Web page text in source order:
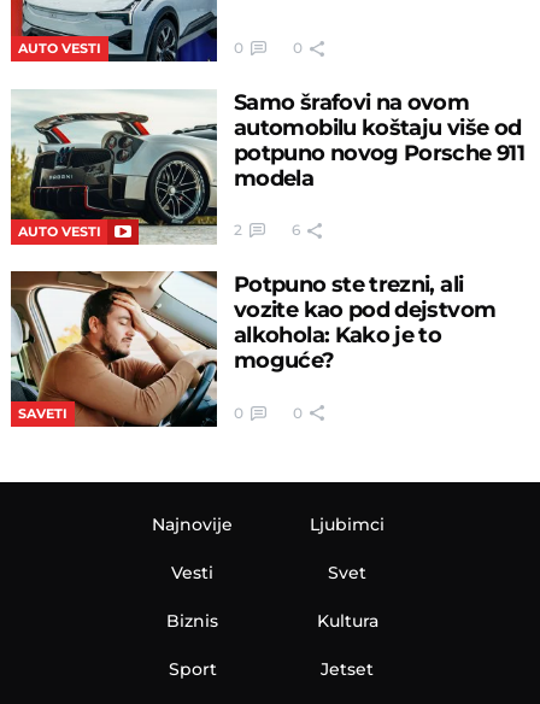
AUTO VESTI 0 0
AUTO VESTI
Samo šrafovi na ovom
automobilu koštaju više od
potpuno novog Porsche 911
modela
2 6
SAVETI
Potpuno ste trezni, ali
vozite kao pod dejstvom
alkohola: Kako je to
moguće?
0 0
Najnovije
Vesti
Biznis
Sport
Ljubimci
Svet
Kultura
Jetset